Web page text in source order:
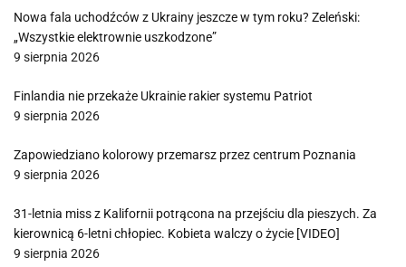
Nowa fala uchodźców z Ukrainy jeszcze w tym roku? Zeleński:
„Wszystkie elektrownie uszkodzone”
9 sierpnia 2026
Finlandia nie przekaże Ukrainie rakier systemu Patriot
9 sierpnia 2026
Zapowiedziano kolorowy przemarsz przez centrum Poznania
9 sierpnia 2026
31-letnia miss z Kalifornii potrącona na przejściu dla pieszych. Za
kierownicą 6-letni chłopiec. Kobieta walczy o życie [VIDEO]
9 sierpnia 2026